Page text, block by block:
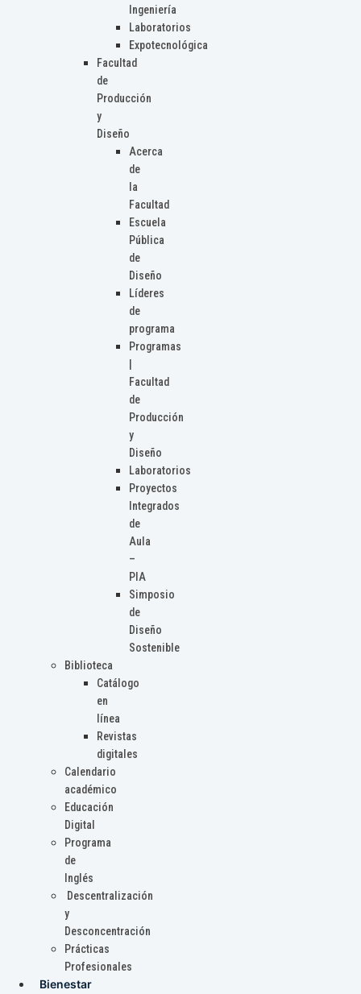
Ingeniería
Laboratorios
Expotecnológica
Facultad
de
Producción
y
Diseño
Acerca
de
la
Facultad
Escuela
Pública
de
Diseño
Líderes
de
programa
Programas
Facultad
de
Producción
y
Diseño
Laboratorios
Proyectos
Integrados
de
Aula
–
PIA
Simposio
de
Diseño
Sostenible
Biblioteca
Catálogo
en
línea
Revistas
digitales
Calendario
académico
Educación
Digital
Programa
de
Inglés
Descentralización
y
Desconcentración
Prácticas
Profesionales
Bienestar